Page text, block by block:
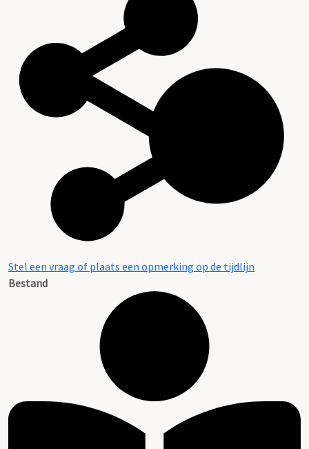
Stel een vraag of plaats een opmerking op de tijdlijn
Bestand